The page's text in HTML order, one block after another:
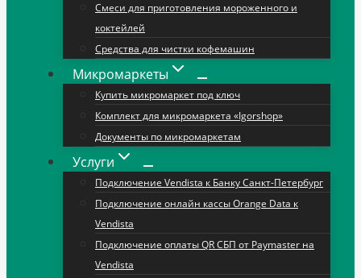
Смеси для приготовления мороженного и
коктейлей
Средства для чистки кофемашин
Микромаркеты
Купить микромаркет под ключ
Комплект для микромаркета «Igorshop»
Документы по микромаркетам
Услуги
Подключение Vendista к Банку Санкт-Петербург
Подключение онлайн кассы Orange Data к
Vendista
Подключение оплаты QR СБП от Paymaster на
Vendista